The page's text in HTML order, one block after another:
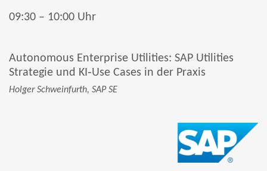
09:30 – 10:00 Uhr
Autonomous Enterprise Utilities: SAP Utilities
Strategie und KI‑Use Cases in der Praxis
Holger Schweinfurth, SAP SE